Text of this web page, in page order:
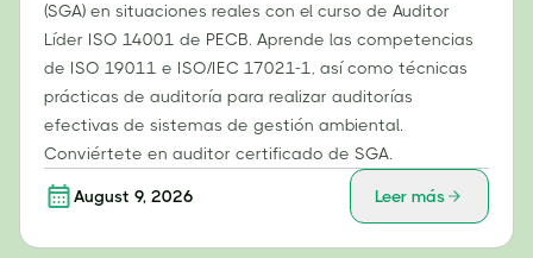
(SGA) en situaciones reales con el curso de Auditor
Líder ISO 14001 de PECB. Aprende las competencias
de ISO 19011 e ISO/IEC 17021-1, así como técnicas
prácticas de auditoría para realizar auditorías
efectivas de sistemas de gestión ambiental.
Conviértete en auditor certificado de SGA.
August 9, 2026 Leer más